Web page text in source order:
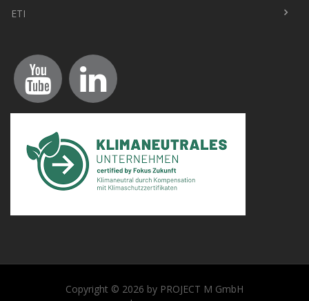
ETI
Copyright © 2026 by PROJECT M GmbH